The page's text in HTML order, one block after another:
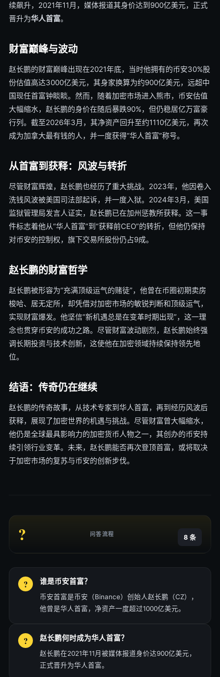
续飙升，2021年11月，媒体报道其身价达到900亿美元，正式
晋升为华人首富。
财富巅峰与波动
赵长鹏的财富巅峰出现在2021年底，当时他拥有的币安30%股
份估值高达3000亿美元，其身家换算为约900亿美元，远超中
国现任首富钟睒睒。然而，随着加密市场进入熊市，币安估值
大幅缩水，赵长鹏的身价在随后暴跌90%，但仍稳居亿万富豪
行列。截至2026年3月，其净资产回升至约1110亿美元，再次
成为加拿大最有钱的人，并一度获得“华人首富”称号。
从首富到获释：风波与转折
尽管财富辉煌，赵长鹏也经历了重大挑战。2023年，他因卷入
洗钱风波被美国司法部起诉，并一度入狱。2024年3月，美国
监狱管理局发言人证实，赵长鹏已在加州惩教所获释。这一事
件标志着他从“华人首富”到“获释前CEO”的转折，但他仍保持
对币安的控制权，旗下交易所股份仍占9成。
赵长鹏的财富哲学
赵长鹏被形容为“充满顶级运气的赌徒”，他曾在币圈初期卖房
梭哈、居无定所，却凭借对加密市场的敏锐判断和顶级运气，
实现财富爆发。他坚信“新机遇总是在变革时期出现”，这一理
念也贯穿币安的成功之路。尽管财富波动剧烈，赵长鹏始终强
调长期投资与技术创新，这使他在加密领域持续保持领先地
位。
结语：传奇仍在继续
赵长鹏的传奇故事，从技术专家到华人首富，再到经历风波后
获释，展现了加密世界的机遇与挑战。尽管财富曾大幅缩水，
他仍是全球最具影响力的加密货币人物之一，其创办的币安持
续引领行业变革。未来，赵长鹏能否再次登顶首富，或将取决
于加密市场的复苏与币安的创新步伐。
? 问答流程 8 条
谁是币安首富？
币安首富是币安（Binance）创始人赵长鹏（CZ），
他曾是华人首富，净资产一度超过1000亿美元。
赵长鹏何时成为华人首富？
赵长鹏在2021年11月被媒体报道身价达900亿美元，
正式晋升为华人首富。